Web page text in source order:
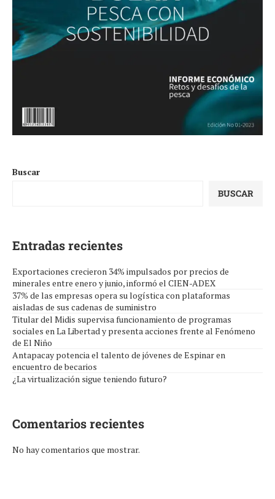
Buscar
BUSCAR
Entradas recientes
Exportaciones crecieron 34% impulsados por precios de
minerales entre enero y junio, informó el CIEN-ADEX
37% de las empresas opera su logística con plataformas
aisladas de sus cadenas de suministro
Titular del Midis supervisa funcionamiento de programas
sociales en La Libertad y presenta acciones frente al Fenómeno
de El Niño
Antapacay potencia el talento de jóvenes de Espinar en
encuentro de becarios
¿La virtualización sigue teniendo futuro?
Comentarios recientes
No hay comentarios que mostrar.